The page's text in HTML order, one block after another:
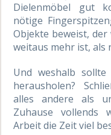
Dielenmöbel gut
nötige
Objekte beweist,
weitaus mehr ist, als
Und weshalb
herausholen?
alles andere als
Zuhause vollends
Arbeit die Zeit viel